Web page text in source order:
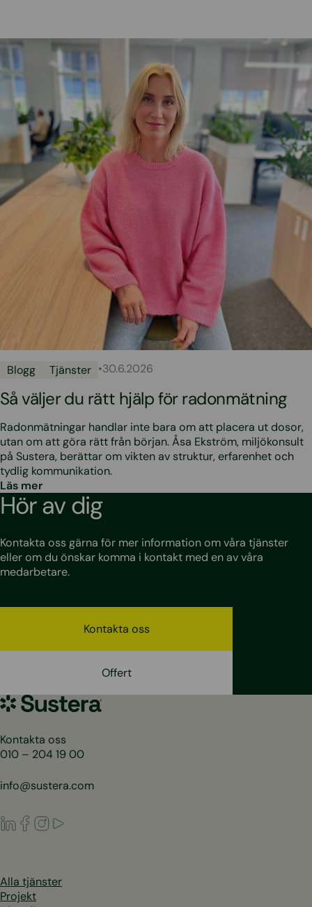
Blogg Tjänster •30.6.2026
Så väljer du rätt hjälp för radonmätning
Radonmätningar handlar inte bara om att placera ut dosor,
utan om att göra rätt från början. Åsa Ekström, miljökonsult
på Sustera, berättar om vikten av struktur, erfarenhet och
tydlig kommunikation.
Läs mer
Hör av dig
Kontakta oss gärna för mer information om våra tjänster
eller om du önskar komma i kontakt med en av våra
medarbetare.
Kontakta oss
Offert
Sustera
Sweden
Kontakta oss
010 – 204 19 00
info@sustera.com
LinkedIn
Facebook
Instagram
Alla tjänster
Projekt